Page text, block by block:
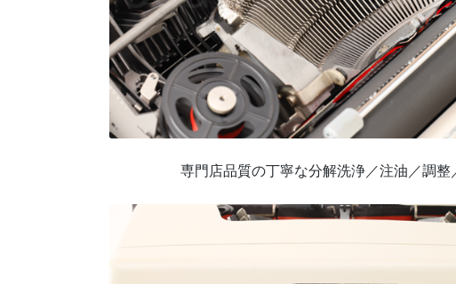
専門店品質の丁寧な分解洗浄／注油／調整